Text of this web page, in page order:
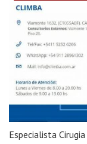
Especialista